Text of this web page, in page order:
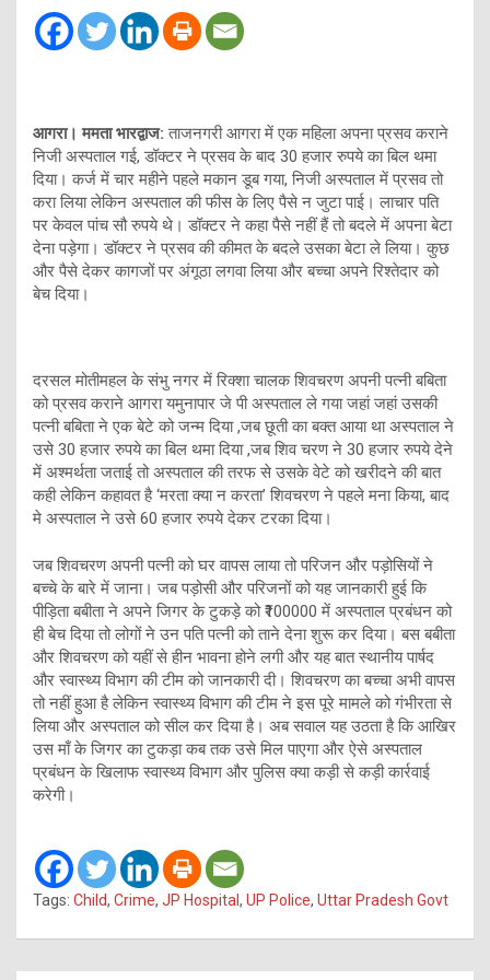
आगरा। ममता भारद्वाज: ताजनगरी आगरा में एक महिला अपना प्रसव कराने
निजी अस्पताल गई, डॉक्टर ने प्रसव के बाद 30 हजार रुपये का बिल थमा
दिया। कर्ज में चार महीने पहले मकान डूब गया, निजी अस्पताल में प्रसव तो
करा लिया लेकिन अस्पताल की फीस के लिए पैसे न जुटा पाई। लाचार पति
पर केवल पांच सौ रुपये थे। डॉक्टर ने कहा पैसे नहीं हैं तो बदले में अपना बेटा
देना पड़ेगा। डॉक्टर ने प्रसव की कीमत के बदले उसका बेटा ले लिया। कुछ
और पैसे देकर कागजों पर अंगूठा लगवा लिया और बच्चा अपने रिश्तेदार को
बेच दिया।
दरसल मोतीमहल के संभु नगर में रिक्शा चालक शिवचरण अपनी पत्नी बबिता
को प्रसव कराने आगरा यमुनापार जे पी अस्पताल ले गया जहां जहां उसकी
पत्नी बबिता ने एक बेटे को जन्म दिया ,जब छूती का बक्त आया था अस्पताल ने
उसे 30 हजार रुपये का बिल थमा दिया ,जब शिव चरण ने 30 हजार रुपये देने
में अश्मर्थता जताई तो अस्पताल की तरफ से उसके वेटे को खरीदने की बात
कही लेकिन कहावत है ‘मरता क्या न करता’ शिवचरण ने पहले मना किया, बाद
मे अस्पताल ने उसे 60 हजार रुपये देकर टरका दिया।
जब शिवचरण अपनी पत्नी को घर वापस लाया तो परिजन और पड़ोसियों ने
बच्चे के बारे में जाना। जब पड़ोसी और परिजनों को यह जानकारी हुई कि
पीड़िता बबीता ने अपने जिगर के टुकड़े को ₹100000 में अस्पताल प्रबंधन को
ही बेच दिया तो लोगों ने उन पति पत्नी को ताने देना शुरू कर दिया। बस बबीता
और शिवचरण को यहीं से हीन भावना होने लगी और यह बात स्थानीय पार्षद
और स्वास्थ्य विभाग की टीम को जानकारी दी। शिवचरण का बच्चा अभी वापस
तो नहीं हुआ है लेकिन स्वास्थ्य विभाग की टीम ने इस पूरे मामले को गंभीरता से
लिया और अस्पताल को सील कर दिया है। अब सवाल यह उठता है कि आखिर
उस माँ के जिगर का टुकड़ा कब तक उसे मिल पाएगा और ऐसे अस्पताल
प्रबंधन के खिलाफ स्वास्थ्य विभाग और पुलिस क्या कड़ी से कड़ी कार्रवाई
करेगी।
Tags: Child, Crime, JP Hospital , UP Police, Uttar Pradesh Govt